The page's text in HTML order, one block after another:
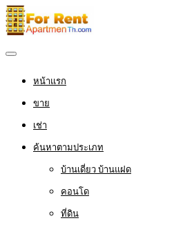
หน้าแรก
ขาย
เช่า
ค้นหาตามประเภท
บ้านเดี่ยว บ้านแฝด
คอนโด
ที่ดิน